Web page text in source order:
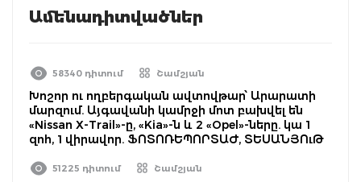
Ամենադիտվածներ
58340 դիտում Շամշյան
Խոշոր ու ողբերգական ավտովթար՝ Արարատի
մարզում. Այգավանի կամրջի մոտ բախվել են
«Nissan X-Trail»-ը, «Kia»-ն և 2 «Opel»-ները. կա 1
զոհ, 1 վիրավոր. ՖՈՏՈՌԵՊՈՐՏԱԺ, ՏԵՍԱՆՅՈւԹ
51225 դիտում Շամշյան